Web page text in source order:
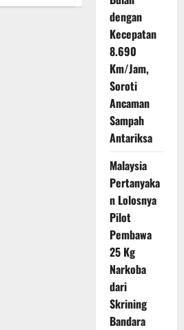
dengan
Kecepatan
8.690
Km/Jam,
Soroti
Ancaman
Sampah
Antariksa
Malaysia
Pertanyaka
n Lolosnya
Pilot
Pembawa
25 Kg
Narkoba
dari
Skrining
Bandara